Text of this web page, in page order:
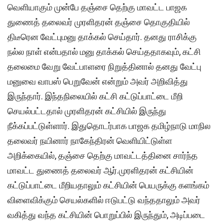
வெளியாகும் முன்பே தஞ்சை தெற்கு மாவட்ட பாஜக
துணைத் தலைவர் முரளிதரன் தஞ்சை தொகுதியில்
திடீரென வேட்புமனு தாக்கல் செய்தார். தனது ராசிக்கு
நல்ல நாள் என்பதால் மனு தாக்கல் செய்ததாகவும், கட்சி
தலைமை வேறு வேட்பாளரை நிறுத்தினால் தனது வேட்பு
மனுவை வாபஸ் பெறுவேன் என்றும் அவர் அறிவித்து
இருந்தார். இந்தநிலையில் கட்சி கட்டுப்பாட்டை மீறி
செயல்பட்டதால் முரளிதரன் கட்சியில் இருந்து
நீக்கப்பட்டுள்ளார். இதுதொடர்பாக பாஜக தமிழ்நாடு மாநில
தலைவர் நயினார் நாகேந்திரன் வெளியிட்டுள்ள
அறிக்கையில், தஞ்சை தெற்கு மாவட்டத்தினை சார்ந்த
மாவட்ட துணைத் தலைவர் ஆர்.முரளிதரன் கட்சியின்
கட்டுப்பாட்டை மீறியதாலும் கட்சியின் பெயருக்கு களங்கம்
விளைவிக்கும் செயல்களில் ஈடுபட்டு வந்ததாலும் அவர்
வகித்து வந்த கட்சியின் பொறுப்பில் இருந்தும், அடிப்படை